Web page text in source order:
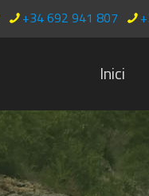
+34 692 941 807
Inici